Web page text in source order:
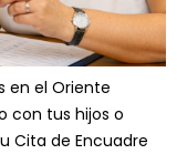
en el Oriente
con tus hijos o
Cita de Encuadre